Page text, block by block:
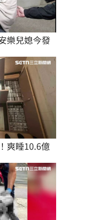
樂兒媳今發
爽睡10.6億